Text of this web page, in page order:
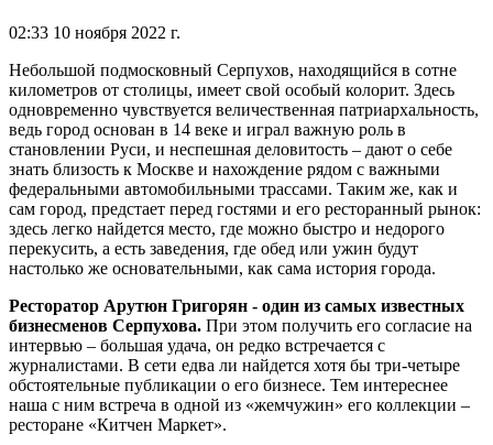
02:33 10 ноября 2022 г.
Небольшой подмосковный Серпухов, находящийся в сотне
километров от столицы, имеет свой особый колорит. Здесь
одновременно чувствуется величественная патриархальность,
ведь город основан в 14 веке и играл важную роль в
становлении Руси, и неспешная деловитость – дают о себе
знать близость к Москве и нахождение рядом с важными
федеральными автомобильными трассами. Таким же, как и
сам город, предстает перед гостями и его ресторанный рынок:
здесь легко найдется место, где можно быстро и недорого
перекусить, а есть заведения, где обед или ужин будут
настолько же основательными, как сама история города.
Ресторатор Арутюн Григорян - один из самых известных
бизнесменов Серпухова. При этом получить его согласие на
интервью – большая удача, он редко встречается с
журналистами. В сети едва ли найдется хотя бы три-четыре
обстоятельные публикации о его бизнесе. Тем интереснее
наша с ним встреча в одной из «жемчужин» его коллекции –
ресторане «Китчен Маркет».